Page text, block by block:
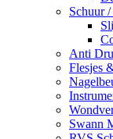
Schuur
Anti
Flesjes
Swann